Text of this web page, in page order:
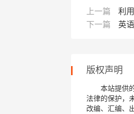
上一篇
利
下一篇
英
版权声明
本站提供
法律的保护，
改编、汇编、